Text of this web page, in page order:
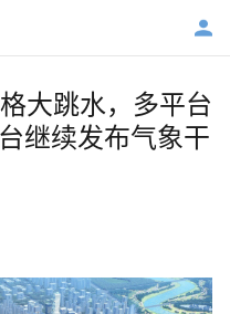
大跳水，多平台
继续发布气象干